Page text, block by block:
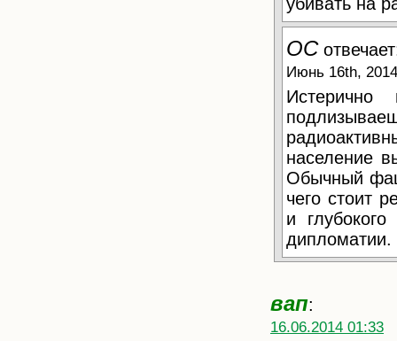
ОС
Июнь 16th,
население
Обычный
чего стоит
и
дипломатии.
вап:
16.06.2014 01:33